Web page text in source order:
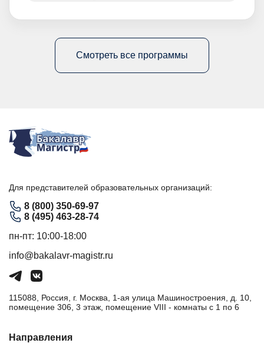
Смотреть все программы
Для представителей образовательных организаций:
8 (800) 350-69-97
8 (495) 463-28-74
пн-пт: 10:00-18:00
info@bakalavr-magistr.ru
115088, Россия, г. Москва, 1-ая улица Машиностроения, д. 10,
помещение 306, 3 этаж, помещение VIII - комнаты с 1 по 6
Направления